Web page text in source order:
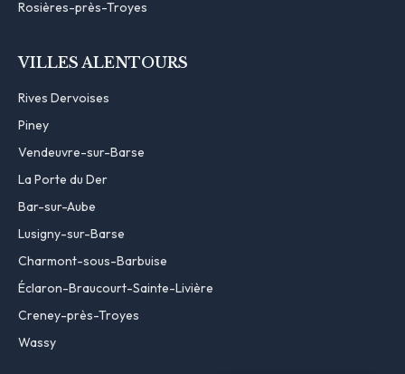
Rosières-près-Troyes
VILLES ALENTOURS
Rives Dervoises
Piney
Vendeuvre-sur-Barse
La Porte du Der
Bar-sur-Aube
Lusigny-sur-Barse
Charmont-sous-Barbuise
Éclaron-Braucourt-Sainte-Livière
Creney-près-Troyes
Wassy